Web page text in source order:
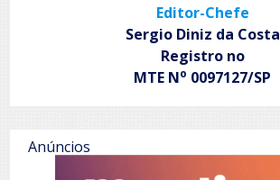
Editor-Chefe
Sergio Diniz da Costa
Registro no
MTE No 0097127/SP
Anúncios